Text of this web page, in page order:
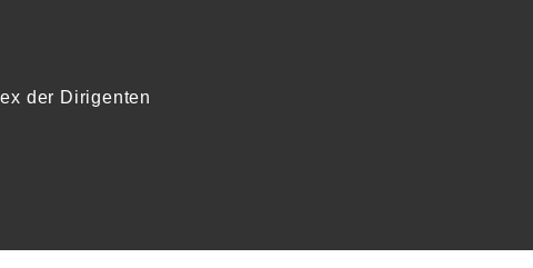
der Dirigenten